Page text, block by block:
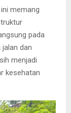
memang
pada
dan
menjadi
kesehatan